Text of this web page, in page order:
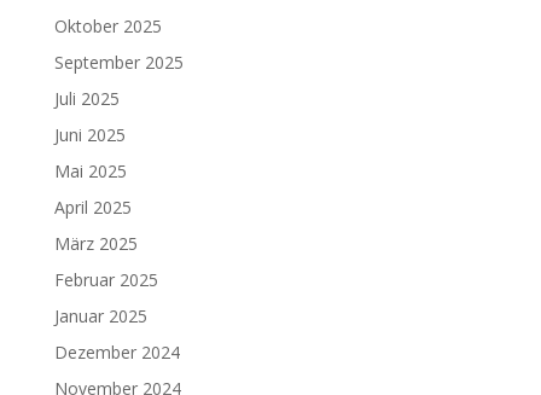
Oktober 2025
September 2025
Juli 2025
Juni 2025
Mai 2025
April 2025
März 2025
Februar 2025
Januar 2025
Dezember 2024
November 2024